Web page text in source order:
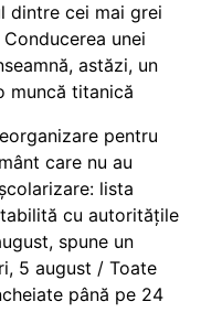
dintre cei mai grei
unei
astăzi, un
muncă titanică
pentru
care nu au
lista
cu autoritățile
spune un
5 august / Toate
până pe 24